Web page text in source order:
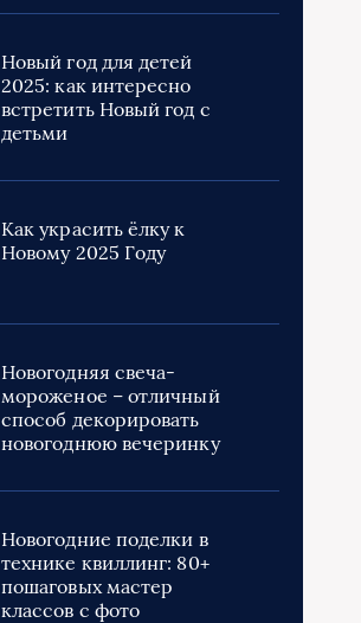
Новый год для детей
2025: как интересно
встретить Новый год с
детьми
Как украсить ёлку к
Новому 2025 Году
Новогодняя свеча-
мороженое – отличный
способ декорировать
новогоднюю вечеринку
Новогодние поделки в
технике квиллинг: 80+
пошаговых мастер
классов с фото